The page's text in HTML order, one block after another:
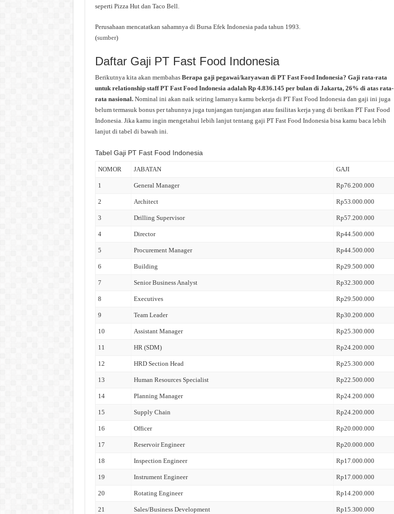
seperti Pizza Hut dan Taco Bell.
Perusahaan mencatatkan sahamnya di Bursa Efek Indonesia pada tahun 1993.
(sumber)
Daftar Gaji PT Fast Food Indonesia
Berikutnya kita akan membahas Berapa gaji pegawai/karyawan di PT Fast Food Indonesia? Gaji rata-rata
untuk relationship staff PT Fast Food Indonesia adalah Rp 4.836.145 per bulan di Jakarta, 26% di atas rata-
rata nasional. Nominal ini akan naik seiring lamanya kamu bekerja di PT Fast Food Indonesia dan gaji ini juga
belum termasuk bonus per tahunnya juga tunjangan tunjangan atau fasilitas kerja yang di berikan PT Fast Food
Indonesia. Jika kamu ingin mengetahui lebih lanjut tentang gaji PT Fast Food Indonesia bisa kamu baca lebih
lanjut di tabel di bawah ini.
Tabel Gaji PT Fast Food Indonesia
NOMOR JABATAN GAJI
1 General Manager Rp76.200.000
2 Architect Rp53.000.000
3 Drilling Supervisor Rp57.200.000
4 Director Rp44.500.000
5 Procurement Manager Rp44.500.000
6 Building Rp29.500.000
7 Senior Business Analyst Rp32.300.000
8 Executives Rp29.500.000
9 Team Leader Rp30.200.000
10 Assistant Manager Rp25.300.000
11 HR (SDM) Rp24.200.000
12 HRD Section Head Rp25.300.000
13 Human Resources Specialist Rp22.500.000
14 Planning Manager Rp24.200.000
15 Supply Chain Rp24.200.000
16 Officer Rp20.000.000
17 Reservoir Engineer Rp20.000.000
18 Inspection Engineer Rp17.000.000
19 Instrument Engineer Rp17.000.000
20 Rotating Engineer Rp14.200.000
21 Sales/Business Development Rp15.300.000